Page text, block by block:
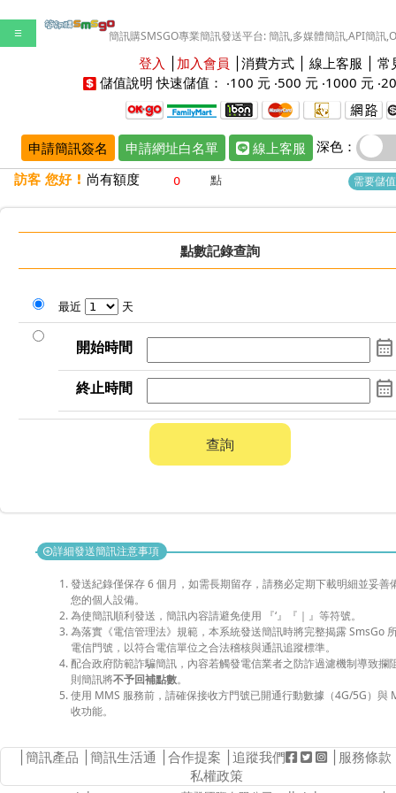
☰ 簡訊購SMSGO專業簡訊發送平台: 簡訊,多媒體簡訊,API簡訊
登入 加入會員 消費方式 線上客服
常
儲值說明 快速儲值： ‧100 元 ‧500 元 ‧1000 元 ‧
申請簡訊簽名 申請網址白名單 線上客服 深色：
訪客 您好 ! 尚有額度 點 需要儲
點數記錄查詢
最近 天
開始時間 calendar_month
終止時間 calendar_month
查詢
add_circle詳細發送簡訊注意事項
發送紀錄僅保存 6 個月，如需長期留存，請務必定期下載明細並妥善
您的個人設備。
為使簡訊順利發送，簡訊內容請避免使用 『‘』『｜』等符號。
為落實《電信管理法》規範，本系統發送簡訊時將完整揭露 SmsGo
電信門號，以符合電信單位之合法稽核與通訊追蹤標準。
配合政府防範詐騙簡訊，內容若觸發電信業者之防詐過濾機制導致攔
則簡訊將不予回補點數。
使用 MMS 服務前，請確保接收方門號已開通行動數據（4G/5G）與
收功能。
簡訊產品 簡訊生活通 合作提案 │追蹤我們 │ 服務條款
私權政策